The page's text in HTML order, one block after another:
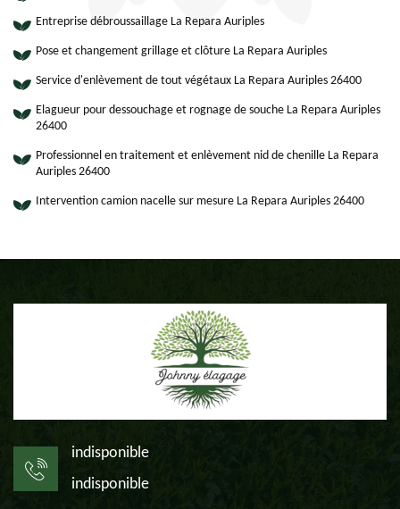
Entreprise débroussaillage La Repara Auriples
Pose et changement grillage et clôture La Repara Auriples
Service d'enlèvement de tout végétaux La Repara Auriples 26400
Elagueur pour dessouchage et rognage de souche La Repara Auriples
26400
Professionnel en traitement et enlèvement nid de chenille La Repara
Auriples 26400
Intervention camion nacelle sur mesure La Repara Auriples 26400
indisponible
indisponible